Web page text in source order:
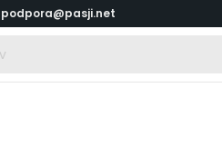
podpora@pasji.net